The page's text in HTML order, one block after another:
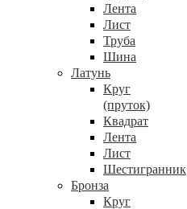
Лента
Лист
Труба
Шина
Латунь
Круг
(пруток)
Квадрат
Лента
Лист
Шестигранник
Бронза
Круг